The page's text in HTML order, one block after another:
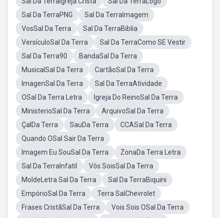
Sal Da TerraPNG
Sal Da TerraImagem
VosSal Da Terra
Sal Da TerraBiblia
VersículoSal Da Terra
Sal Da TerraComo SE Vestir
Sal Da Terra90
BandaSal Da Terra
MusicalSal Da Terra
CartãoSal Da Terra
ImagenSal Da Terra
Sal Da TerraAtividade
OSal Da Terra Letra
Igreja Do ReinoSal Da Terra
MinisterioSal Da Terra
ArquivoSal Da Terra
ÇalDa Terra
SauDa Terra
CCASal Da Terra
Quando OSal Sair Da Terra
Imagem Eu SouSal Da Terra
ZonaDa Terra Letra
Sal Da TerraInfatil
Vós SoisSal Da Terra
MoldeLetra Sal Da Terra
Sal Da TerraBiquini
EmpórioSal Da Terra
Terra SalChevrolet
Frases CristãSal Da Terra
Vois Sois OSal Da Terra